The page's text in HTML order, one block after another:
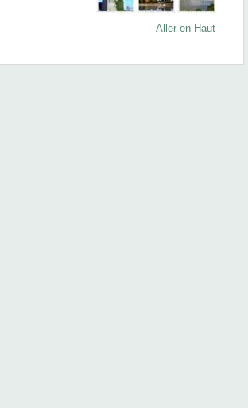
Aller en Haut